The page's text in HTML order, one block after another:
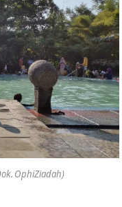
OphiZiadah)